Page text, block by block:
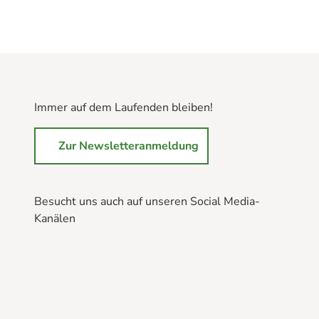
Immer auf dem Laufenden bleiben!
Zur Newsletteranmeldung
Besucht uns auch auf unseren Social Media-
Kanälen